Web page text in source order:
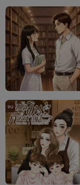
จบ